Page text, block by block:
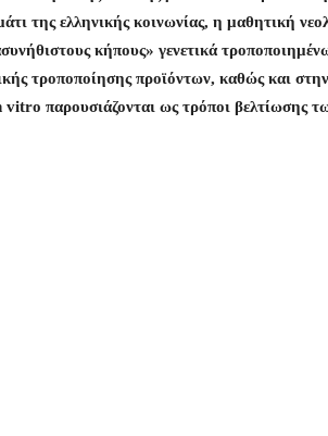
της ελληνικής κοινωνίας, η μαθητική
κήπους» γενετικά
τροποποίησης προϊόντων, καθώς και
παρουσιάζονται ως τρόποι βελτίωσης